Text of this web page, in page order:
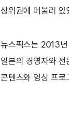
상위권에 머물러 있
뉴스픽스는 2013
일본의 경영자와
콘텐츠와 영상 프